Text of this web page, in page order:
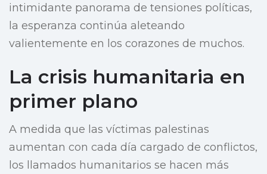
intimidante panorama de tensiones políticas,
la esperanza continúa aleteando
valientemente en los corazones de muchos.
La crisis humanitaria en
primer plano
A medida que las víctimas palestinas
aumentan con cada día cargado de conflictos,
los llamados humanitarios se hacen más